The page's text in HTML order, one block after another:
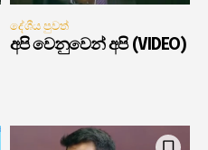
දේශීය පුවත්
අපි වෙනුවෙන් අපි (VIDEO)